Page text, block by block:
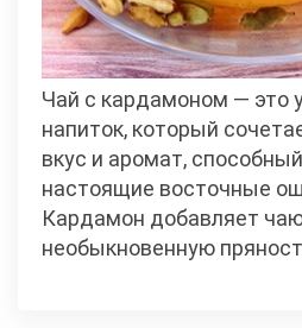
Чай с кардамоном — это
напиток, который
вкус и аромат,
настоящие восточные
Кардамон добавляет
необыкновенную